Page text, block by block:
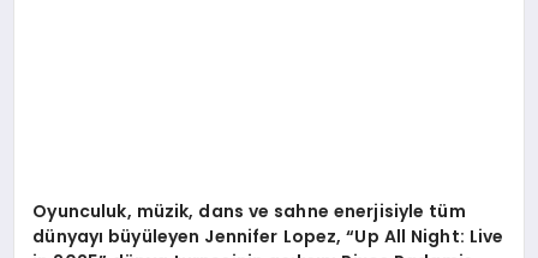
Oyunculuk, müzik, dans ve sahne enerjisiyle tüm
dünyayı büyüleyen Jennifer Lopez,“Up All Night: Live